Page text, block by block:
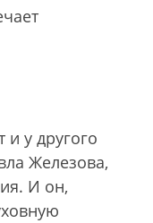
у другого
Железова,
И он,